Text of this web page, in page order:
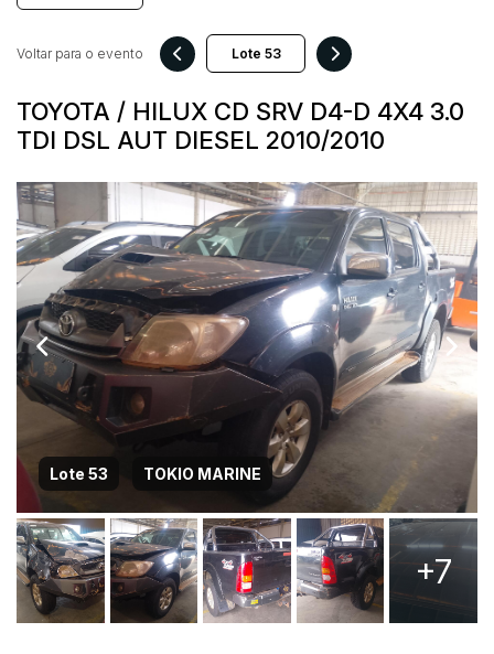
TOYOTA / HILUX CD SRV D4-D 4X4 3.0
TDI DSL AUT DIESEL 2010/2010
Voltar para o evento
Lote 53 TOKIO MARINE
+7